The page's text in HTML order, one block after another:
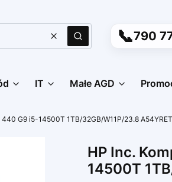
WyczyśćSzukaj 📞790
IT Małe AGD
G9 i5-14500T 1TB/32GB/W11P/23.8 A54YRET
HP Inc.
14500T